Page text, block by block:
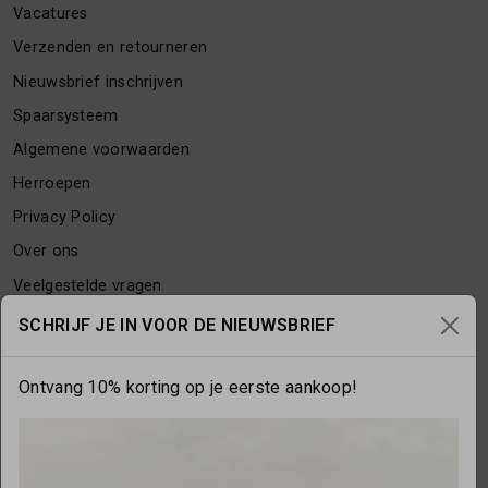
Vacatures
Verzenden en retourneren
Nieuwsbrief inschrijven
Spaarsysteem
Algemene voorwaarden
Herroepen
Privacy Policy
Over ons
Veelgestelde vragen
Contact
OPENINGSTIJDEN
SCHRIJF JE IN VOOR DE NIEUWSBRIEF
Ontvang 10% korting op je eerste aankoop!